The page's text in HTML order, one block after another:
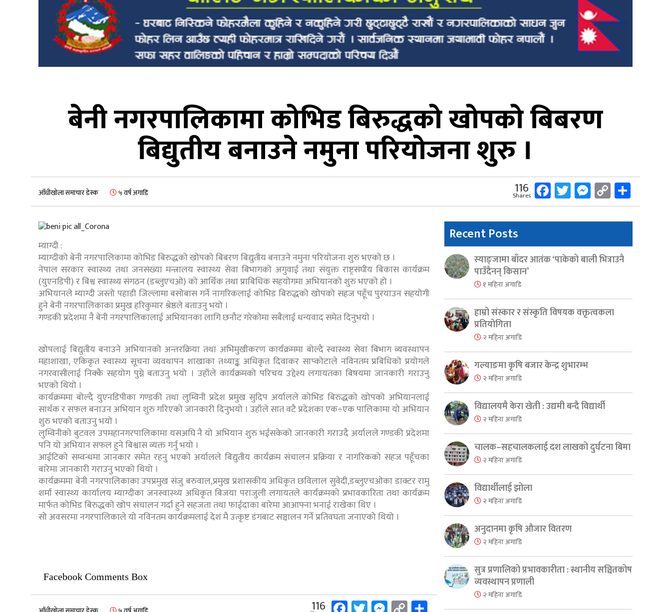
बेनी नगरपालिकामा कोभिड बिरुद्धको खोपको बिबरण
बिद्युतीय बनाउने नमुना परियोजना शुरु ।
आँधीखोला समाचार डेस्क ५ वर्ष अगाडि 116
Shares Facebook
Twitter
Messenger
Copy
Link
म्याग्दी :
म्याग्दीको बेनी नगरपालिकामा कोभिड बिरुद्धको खोपको बिबरण बिद्युतीय बनाउने नमुना परियोजना शुरु भएको छ ।
नेपाल सरकार स्वास्थ्य तथा जनसंख्या मन्त्रालय स्वास्थ्य सेवा बिभागको अगुवाई तथा संयुक्त राष्ट्रसंघीय बिकास कार्यक्रम
(युएनडिपी) र बिश्व स्वास्थ्य संगठन (डब्लुएचओ) को आर्थिक तथा प्राबिधिक सहयोगमा अभियानको शुरु भएको हो ।
अभियानले म्याग्दी जस्तो पहाडी जिल्लामा बसोबास गर्ने नागरिकलाई कोभिड बिरुद्धको खोपको सहज पहूँच पुरयाउन सहयोगी
हुने बेनी नगरपालिकाका प्रमुख हरिकुमार श्रेष्ठले बताउनु भयो ।
गण्डकी प्रदेशमा नै बेनी नगरपालिकालाई अभियानका लागि छनौट गरेकोमा सबैलाई धन्यवाद समेत दिनुभयो ।
खोपलाई बिद्युतीय बनाउने अभियानको अन्तरक्रिया तथा अभिमुखीकरण कार्यक्रममा बोल्दै स्वास्थ्य सेवा बिभाग व्यवस्थापन
महाशाखा, एकिकृत स्वास्थ्य सूचना व्यवथापन शाखाका तथ्याङ्क अधिकृत दिवाकर साप्कोटाले नविनतम प्रबिधिको प्रयोगले
नगरवासीलाई निक्कै सहयोग पुग्ने बताउनु भयो । उहाँले कार्यक्रमको परिचय उद्देश्य लगायतका बिषयमा जानकारी गराउनु
भएको थियो ।
कार्यक्रममा बोल्दै युएनडिपीका गण्डकी तथा लुम्विनी प्रदेश प्रमुख सुदिप अर्यालले कोभिड बिरुद्धको खोपको अभियानलाई
सार्थक र सफल बनाउन अभियान शुरु गरिएको जानकारी दिनुभयो । उहाँले सात वटै प्रदेशका एक÷एक पालिकामा यो अभियान
शुरु भएको बताउनु भयो ।
लुम्विनीको बुटवल उपमहानगरपालिकामा यसअघि नै यो अभियान शुरु भईसकेको जानकारी गराउदै अर्यालले गण्डकी प्रदेशमा
पनि यो अभियान सफल हुने बिश्वास व्यक्त गर्नु भयो ।
आईटिको सम्वन्धमा जानकार समेत रहनु भएको अर्यालले बिद्युतीय कार्यक्रम संचालन प्रक्रिया र नागरिकको सहज पहूँचका
बारेमा जानकारी गराउनु भएको थियो ।
कार्यक्रममा बेनी नगरपालिकाका उपप्रमुख संजु बरुवाल,प्रमुख प्रशासकीय अधिकृत छविलाल सुवेदी,डब्लुएचओका डाक्टर रामु
शर्मा स्वास्थ्य कार्यालय म्याग्दीका जनस्वास्थ्य अधिकृत बिजया पराजुली लगायतले कार्यक्रमको प्रभावकारिता तथा कार्यक्रम
मार्फत कोभिड बिरुद्धको खोप संचालन गर्दा हुने सहजता तथा फाईदाका बारेमा आआफ्ना भनाई राखेका थिए ।
सो अवसरमा नगरपालिकाले यो नविनतम कार्यक्रमलाई देश मै उत्कृष्ट डंगबाट सञ्चालन गर्ने प्रतिवघता जनाएको थियो ।
Facebook Comments Box
116
Recent Posts
स्याङ्जामा बाँदर आतंक ‘पाकेको बाली भित्राउनै
पाउँदैनन् किसान’
१ महिना अगाडि
हाम्रो संस्कार र संस्कृति विषयक वक्तृत्वकला
प्रतियोगिता
२ महिना अगाडि
गल्याङमा कृषि बजार केन्द्र शुभारम्भ
२ महिना अगाडि
विद्यालयमै केरा खेती : उद्यमी बन्दै विद्यार्थी
२ महिना अगाडि
चालक–सहचालकलाई दश लाखको दुर्घटना बिमा
२ महिना अगाडि
विद्यार्थीलाई झोला
२ महिना अगाडि
अनुदानमा कृषि औजार वितरण
२ महिना अगाडि
सुत्र प्रणालिको प्रभावकारीता : स्थानीय सञ्चितकोष
व्यवस्थापन प्रणाली
२ महिना अगाडि